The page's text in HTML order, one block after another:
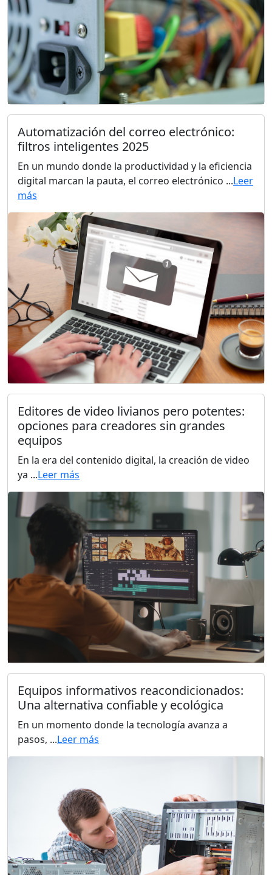
Automatización del correo electrónico:
filtros inteligentes 2025
En un mundo donde la productividad y la eficiencia
digital marcan la pauta, el correo electrónico ...Leer
más
Editores de video livianos pero potentes:
opciones para creadores sin grandes
equipos
En la era del contenido digital, la creación de video
ya ...Leer más
Equipos informativos reacondicionados:
Una alternativa confiable y ecológica
En un momento donde la tecnología avanza a
pasos, ...Leer más